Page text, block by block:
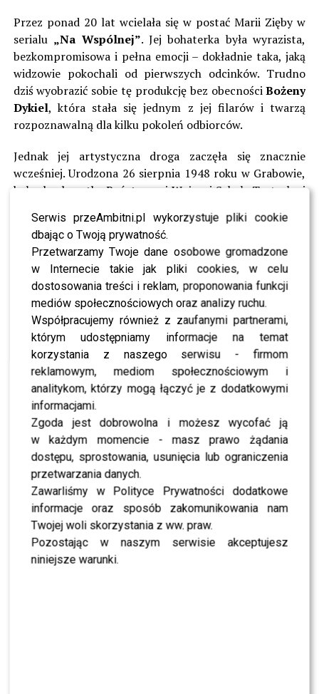
Serwis przeAmbitni.pl wykorzystuje pliki cookie
dbając o Twoją prywatność.
Przetwarzamy Twoje dane osobowe gromadzone
w Internecie takie jak pliki cookies, w celu
dostosowania treści i reklam, proponowania funkcji
mediów społecznościowych oraz analizy ruchu.
Współpracujemy również z zaufanymi partnerami,
którym udostępniamy informacje na temat
korzystania z naszego serwisu - firmom
reklamowym, mediom społecznościowym i
analitykom, którzy mogą łączyć je z dodatkowymi
informacjami.
Zgoda jest dobrowolna i możesz wycofać ją
w każdym momencie - masz prawo żądania
dostępu, sprostowania, usunięcia lub ograniczenia
przetwarzania danych.
Zawarliśmy w Polityce Prywatności dodatkowe
informacje oraz sposób zakomunikowania nam
Twojej woli skorzystania z ww. praw.
Pozostając w naszym serwisie akceptujesz
niniejsze warunki.
Przez ponad 20 lat wcielała się w postać Marii Zięby w
serialu „Na Wspólnej”. Jej bohaterka była wyrazista,
bezkompromisowa i pełna emocji – dokładnie taka, jaką
widzowie pokochali od pierwszych odcinków. Trudno
dziś wyobrazić sobie tę produkcję bez obecnościBożeny
Dykiel, która stała się jednym z jej filarów i twarzą
rozpoznawalną dla kilku pokoleń odbiorców.
Jednak jej artystyczna droga zaczęła się znacznie
wcześniej. Urodzona 26 sierpnia 1948 roku w Grabowie,
była absolwentką Państwowej Wyższej Szkoły Teatralnej
osobowością i sceniczną charyzmą. Na ekranie
zadebiutowała w 1971 roku w filmie „Uciec jak najbliżej”,
rozpoczynając karierę, która miała objąć ponad 70
filmów i seriali.
Ogromną popularność przyniosły jej role w klasyce
polskiego kina. Widzowie pamiętają ją jako Kasię w
„Weselu” czy Madę Müller w „Ziemi obiecanej”. Była
aktorką, która nie bała się mocnych charakterów –
potrafiła nadać swoim postaciom wyrazistość, głębię i
autentyczność. Reżyserzy cenili ją za odwagę, a
publiczność za prawdę, którą wnosiła na ekran.
POLECAMY: Iza Miko straciła zęby. Co teraz z udziałem
aktorki w „Tańcu z Gwiazdami”?
Mieczysław Hryniewicz
wspomina Bożenę Dykiel
Szczególnie poruszające były jednak słowa
Mieczysława
Hryniewicza